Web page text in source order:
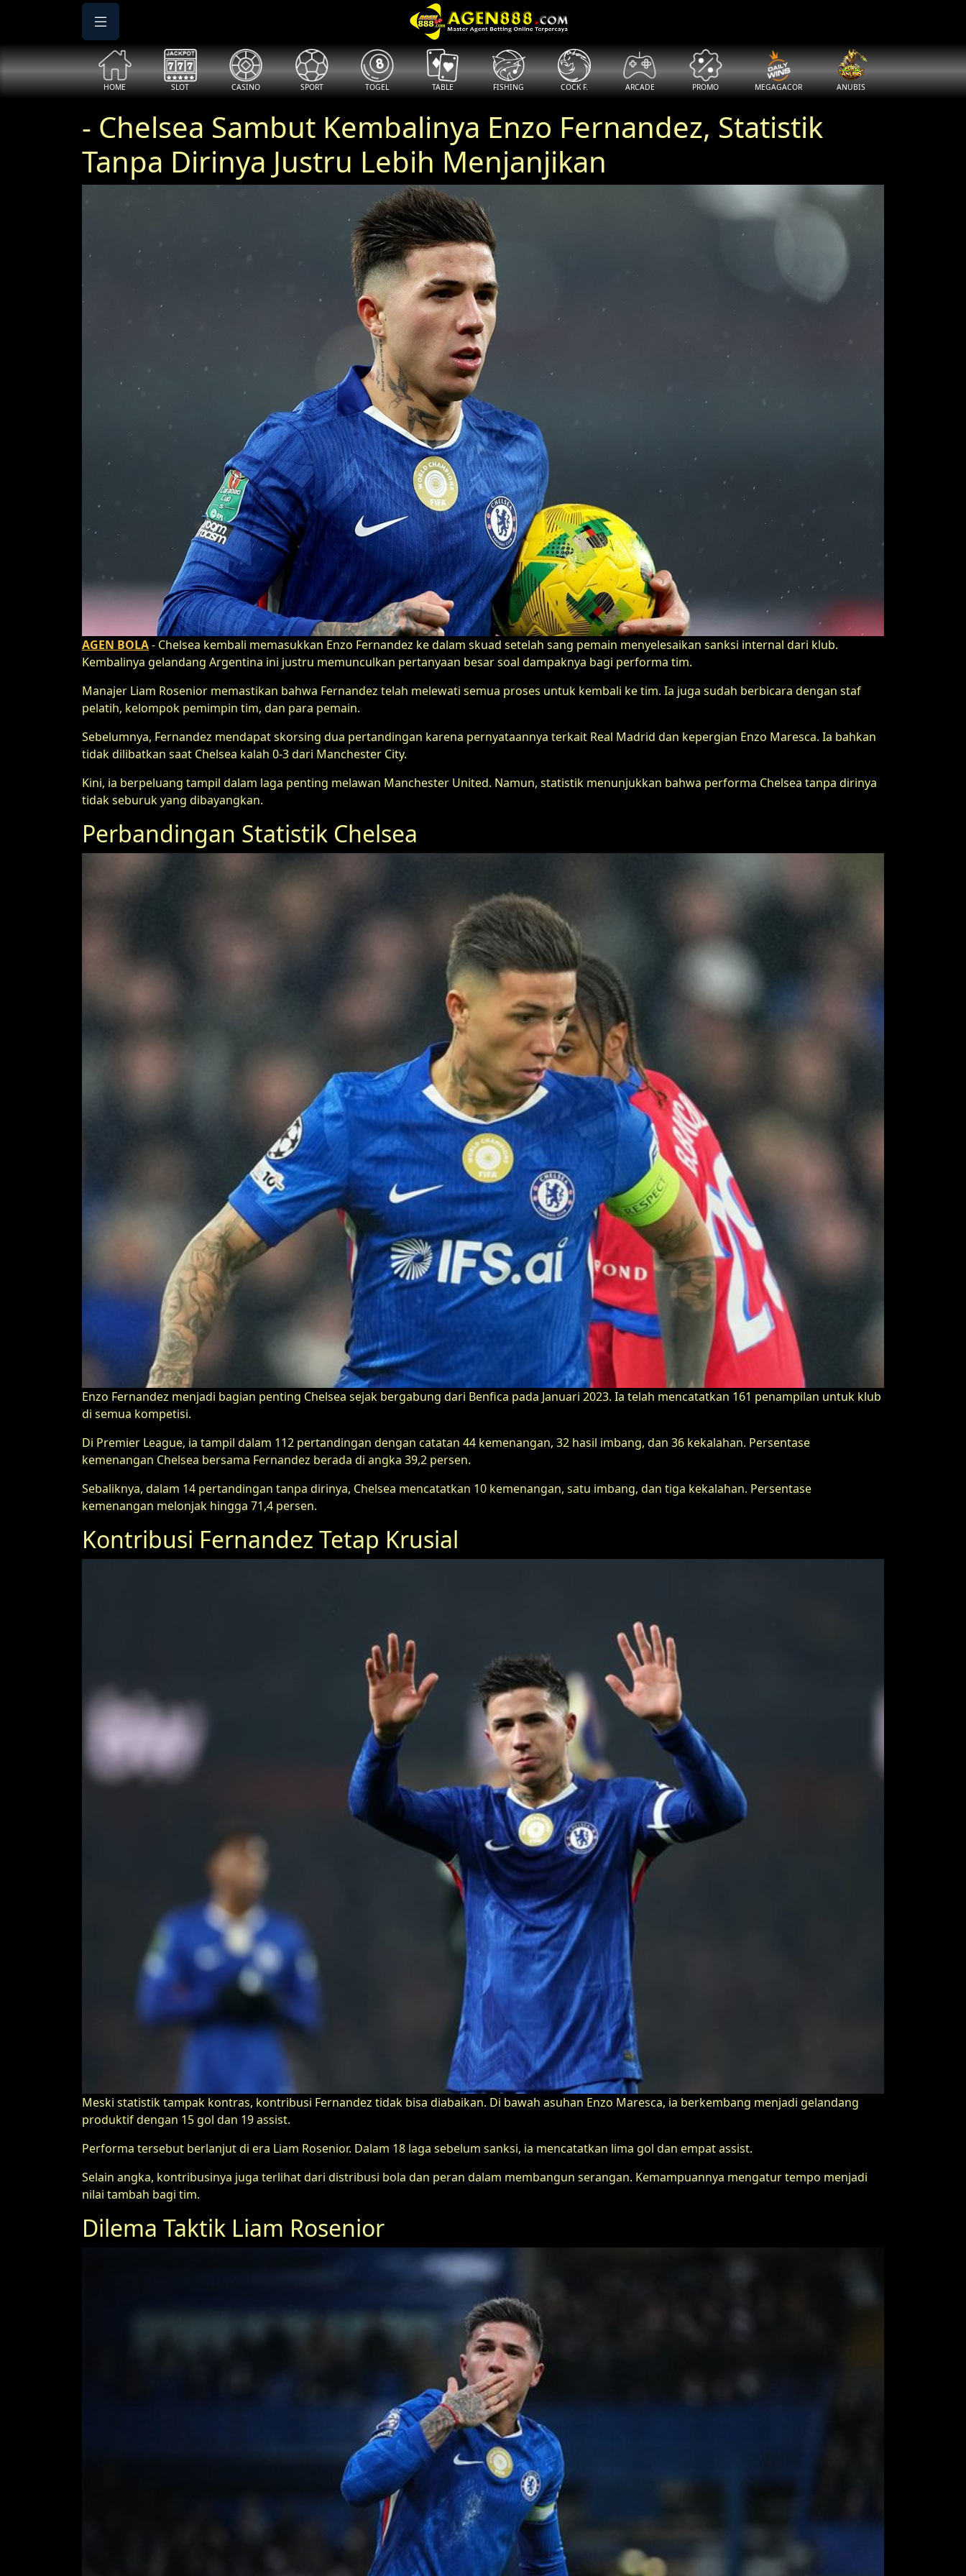
HOME SLOT CASINO SPORT TOGEL TABLE FISHING COCK F. ARCADE PROMO MEGAGACOR ANUBIS
- Chelsea Sambut Kembalinya Enzo Fernandez, Statistik
Tanpa Dirinya Justru Lebih Menjanjikan
AGEN BOLA- Chelsea kembali memasukkan Enzo Fernandez ke dalam skuad setelah sang pemain menyelesaikan sanksi internal dari klub.
Kembalinya gelandang Argentina ini justru memunculkan pertanyaan besar soal dampaknya bagi performa tim.
Manajer Liam Rosenior memastikan bahwa Fernandez telah melewati semua proses untuk kembali ke tim. Ia juga sudah berbicara dengan staf
pelatih, kelompok pemimpin tim, dan para pemain.
Sebelumnya, Fernandez mendapat skorsing dua pertandingan karena pernyataannya terkait Real Madrid dan kepergian Enzo Maresca. Ia bahkan
tidak dilibatkan saat Chelsea kalah 0-3 dari Manchester City.
Kini, ia berpeluang tampil dalam laga penting melawan Manchester United. Namun, statistik menunjukkan bahwa performa Chelsea tanpa dirinya
tidak seburuk yang dibayangkan.
Perbandingan Statistik Chelsea
Enzo Fernandez menjadi bagian penting Chelsea sejak bergabung dari Benfica pada Januari 2023. Ia telah mencatatkan 161 penampilan untuk klub
di semua kompetisi.
Di Premier League, ia tampil dalam 112 pertandingan dengan catatan 44 kemenangan, 32 hasil imbang, dan 36 kekalahan. Persentase
kemenangan Chelsea bersama Fernandez berada di angka 39,2 persen.
Sebaliknya, dalam 14 pertandingan tanpa dirinya, Chelsea mencatatkan 10 kemenangan, satu imbang, dan tiga kekalahan. Persentase
kemenangan melonjak hingga 71,4 persen.
Kontribusi Fernandez Tetap Krusial
Meski statistik tampak kontras, kontribusi Fernandez tidak bisa diabaikan. Di bawah asuhan Enzo Maresca, ia berkembang menjadi gelandang
produktif dengan 15 gol dan 19 assist.
Performa tersebut berlanjut di era Liam Rosenior. Dalam 18 laga sebelum sanksi, ia mencatatkan lima gol dan empat assist.
Selain angka, kontribusinya juga terlihat dari distribusi bola dan peran dalam membangun serangan. Kemampuannya mengatur tempo menjadi
nilai tambah bagi tim.
Dilema Taktik Liam Rosenior